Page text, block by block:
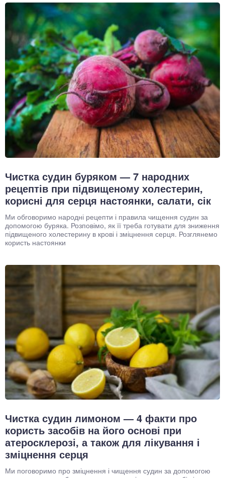
Чистка судин буряком — 7 народних
рецептів при підвищеному холестерин,
корисні для серця настоянки, салати, сік
Ми обговоримо народні рецепти і правила чищення судин за
допомогою буряка. Розповімо, як її треба готувати для зниження
підвищеного холестерину в крові і зміцнення серця. Розглянемо
користь настоянки
Чистка судин лимоном — 4 факти про
користь засобів на його основі при
атеросклерозі, а також для лікування і
зміцнення серця
Ми поговоримо про зміцнення і чищення судин за допомогою